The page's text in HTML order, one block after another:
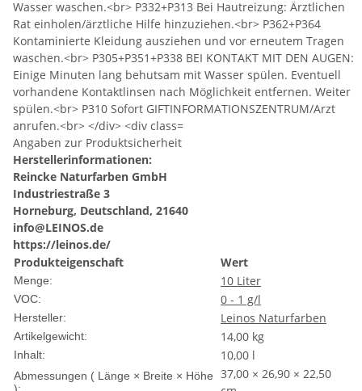
Angaben zur Produktsicherheit
Herstellerinformationen:
Reincke Naturfarben GmbH
Industriestraße 3
Horneburg, Deutschland, 21640
info@LEINOS.de
https://leinos.de/
Produkteigenschaft
Wert
Menge: 10 Liter
VOC: 0 - 1 g/l
Hersteller: Leinos Naturfarben
Artikelgewicht: 14,00 kg
Inhalt: 10,00 l
Abmessungen ( Länge × Breite × Höhe
37,00 × 26,90 × 22,50